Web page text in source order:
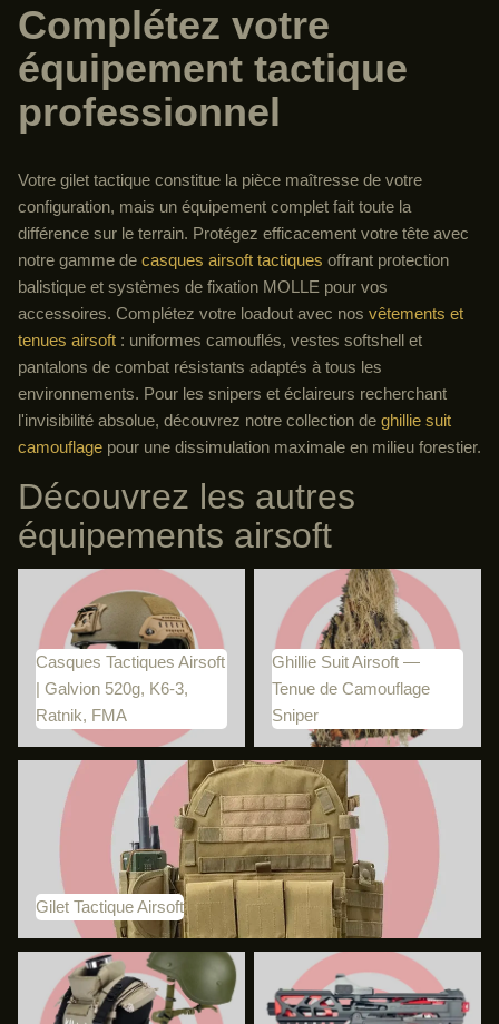
Complétez votre
équipement tactique
professionnel
Votre gilet tactique constitue la pièce maîtresse de votre
configuration, mais un équipement complet fait toute la
différence sur le terrain. Protégez efficacement votre tête avec
notre gamme de casques airsoft tactiques offrant protection
balistique et systèmes de fixation MOLLE pour vos
accessoires. Complétez votre loadout avec nos vêtements et
tenues airsoft : uniformes camouflés, vestes softshell et
pantalons de combat résistants adaptés à tous les
environnements. Pour les snipers et éclaireurs recherchant
l'invisibilité absolue, découvrez notre collection de ghillie suit
camouflage pour une dissimulation maximale en milieu forestier.
Découvrez les autres
équipements airsoft
Casques Tactiques Airsoft |
Galvion 520g, K6-3, Ratnik,
FMA
Casques Tactiques Airsoft
| Galvion 520g, K6-3,
Ratnik, FMA
Ghillie Suit Airsoft — Tenue de
Camouflage Sniper
Ghillie Suit Airsoft —
Tenue de Camouflage
Sniper
Gilet Tactique Airsoft
Gilet Tactique Airsoft
Vêtements et Tenues Airsoft
Répliques Aap-01 Custom Lab
BDU